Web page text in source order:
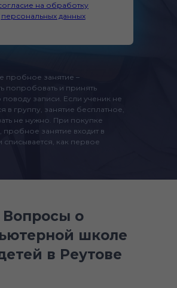
на обработку
персональных данных
пробное занятие –
попробовать и принять
записи. Если ученик не
в группу, занятие бесплатное,
не нужно. При покупке
пробное занятие входит в
списывается, как первое
Вопросы о
школе
в Реутове